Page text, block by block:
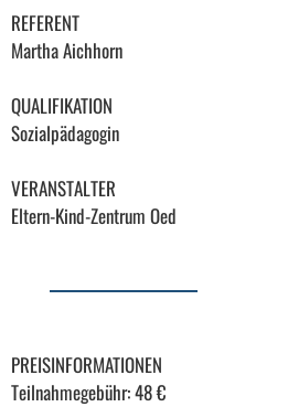
REFERENT
Martha Aichhorn
QUALIFIKATION
Sozialpädagogin
VERANSTALTER
Eltern-Kind-Zentrum Oed
PREISINFORMATIONEN
Teilnahmegebühr: 48 €